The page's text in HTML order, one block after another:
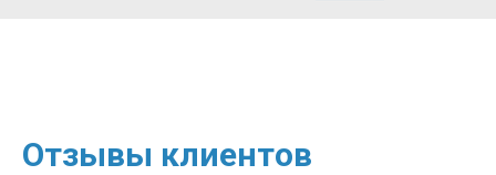
Отзывы клиентов